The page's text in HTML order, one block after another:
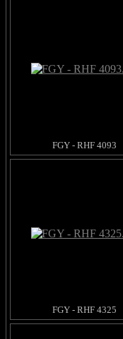
FGY - RHF 4093
FGY - RHF 4325